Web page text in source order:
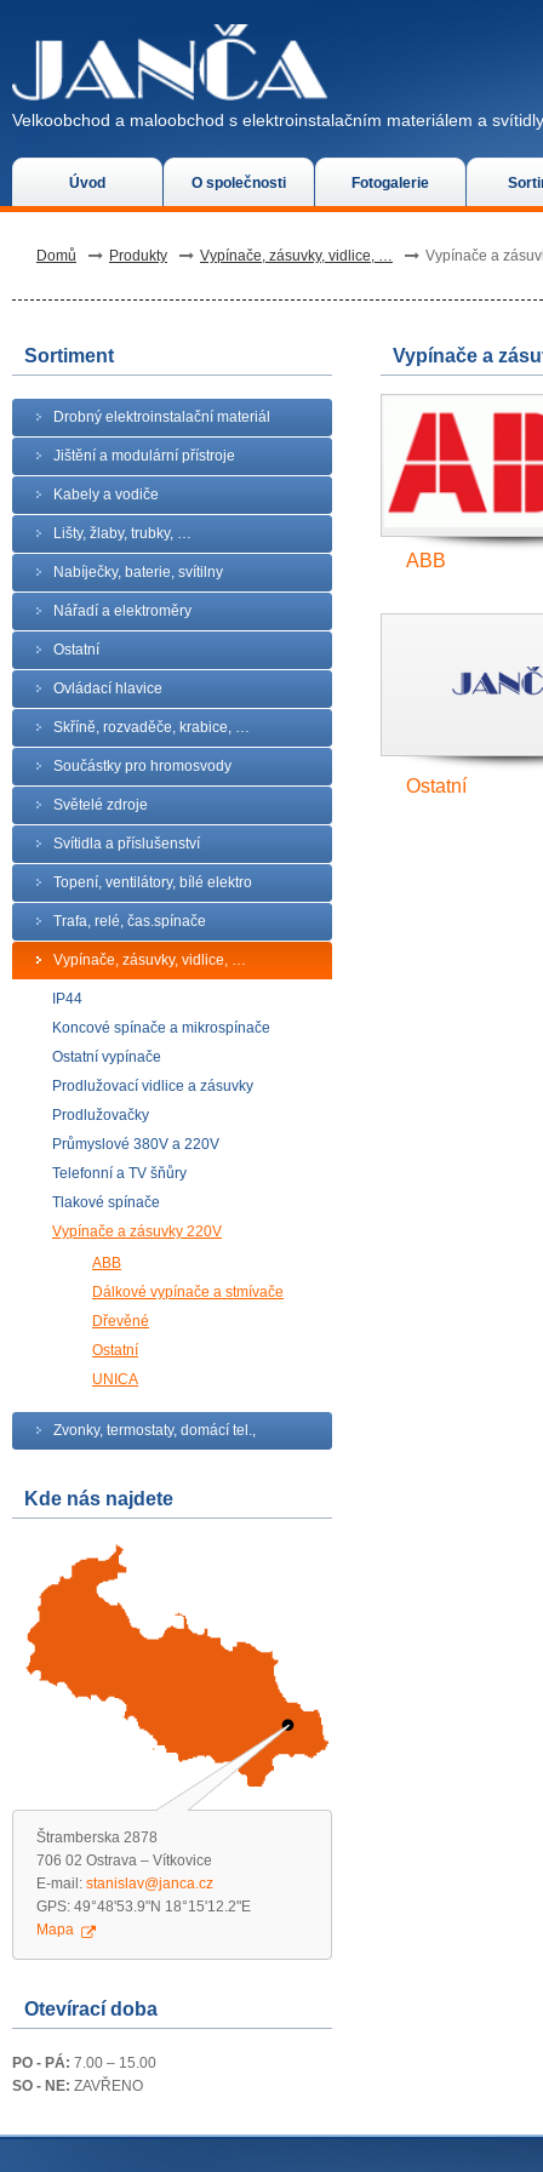
Úvod O společnosti Fotogalerie
Velkoobchod a maloobchod s elektroinstalačním materiálem a
Domů Produkty Vypínače, zásuvky, vidlice, … Vypínače a
Sortiment
Drobný elektroinstalační materiál
Jištění a modulární přístroje
Kabely a vodiče
Lišty, žlaby, trubky, …
Nabíječky, baterie, svítilny
Nářadí a elektroměry
Ostatní
Ovládací hlavice
Skříně, rozvaděče, krabice, …
Součástky pro hromosvody
Světelé zdroje
Svítidla a příslušenství
Topení, ventilátory, bílé elektro
Trafa, relé, čas.spínače
Vypínače, zásuvky, vidlice, …
IP44
Koncové spínače a mikrospínače
Ostatní vypínače
Prodlužovací vidlice a zásuvky
Prodlužovačky
Průmyslové 380V a 220V
Telefonní a TV šňůry
Tlakové spínače
Vypínače a zásuvky 220V
ABB
Dálkové vypínače a stmívače
Dřevěné
Ostatní
UNICA
Zvonky, termostaty, domácí tel.,
Kde nás najdete
Štramberska 2878
706 02 Ostrava – Vítkovice
E-mail: stanislav@janca.cz
GPS: 49°48'53.9"N 18°15'12.2"E
Mapa
Otevírací doba
PO - PÁ: 7.00 – 15.00
SO - NE: ZAVŘENO
Vypínače a
ABB
Ostatní